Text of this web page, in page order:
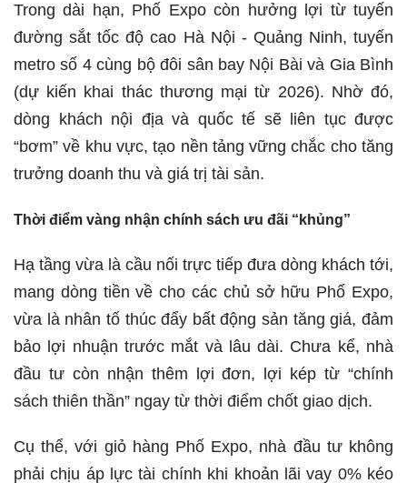
Trong dài hạn, Phố Expo còn hưởng lợi từ tuyến
đường sắt tốc độ cao Hà Nội - Quảng Ninh, tuyến
metro số 4 cùng bộ đôi sân bay Nội Bài và Gia Bình
(dự kiến khai thác thương mại từ 2026). Nhờ đó,
dòng khách nội địa và quốc tế sẽ liên tục được
“bơm” về khu vực, tạo nền tảng vững chắc cho tăng
trưởng doanh thu và giá trị tài sản.
Thời điểm vàng nhận chính sách ưu đãi “khủng”
Hạ tầng vừa là cầu nối trực tiếp đưa dòng khách tới,
mang dòng tiền về cho các chủ sở hữu Phố Expo,
vừa là nhân tố thúc đẩy bất động sản tăng giá, đảm
bảo lợi nhuận trước mắt và lâu dài. Chưa kể, nhà
đầu tư còn nhận thêm lợi đơn, lợi kép từ “chính
sách thiên thần” ngay từ thời điểm chốt giao dịch.
Cụ thể, với giỏ hàng Phố Expo, nhà đầu tư không
phải chịu áp lực tài chính khi khoản lãi vay 0% kéo